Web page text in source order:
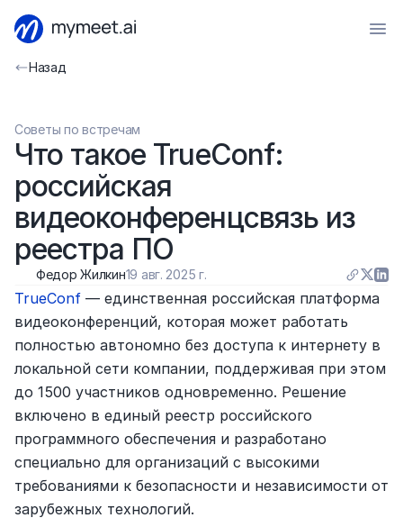
Назад
Советы по встречам
Что такое TrueConf:
российская
видеоконференцсвязь из
реестра ПО
Федор Жилкин19 авг. 2025 г.
TrueConf — единственная российская платформа
видеоконференций, которая может работать
полностью автономно без доступа к интернету в
локальной сети компании, поддерживая при этом
до 1500 участников одновременно. Решение
включено в единый реестр российского
программного обеспечения и разработано
специально для организаций с высокими
требованиями к безопасности и независимости от
зарубежных технологий.